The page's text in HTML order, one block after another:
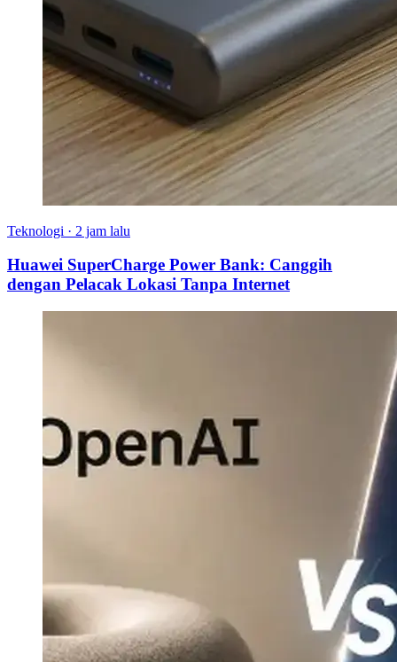
Teknologi · 2 jam lalu
Huawei SuperCharge Power Bank: Canggih
dengan Pelacak Lokasi Tanpa Internet